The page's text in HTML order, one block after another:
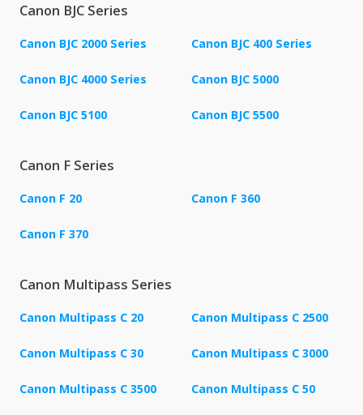
Canon BJC Series
Canon BJC 2000 Series Canon BJC 400 Series
Canon BJC 4000 Series Canon BJC 5000
Canon BJC 5100 Canon BJC 5500
Canon F Series
Canon F 20 Canon F 360
Canon F 370
Canon Multipass Series
Canon Multipass C 20 Canon Multipass C 2500
Canon Multipass C 30 Canon Multipass C 3000
Canon Multipass C 3500 Canon Multipass C 50